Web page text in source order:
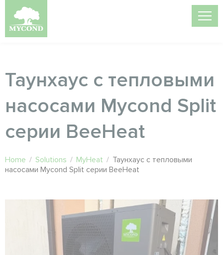
Таунхаус с тепловыми
насосами Mycond Split
серии BeeHeat
Home / Solutions / MyHeat / Таунхаус с тепловыми
насосами Mycond Split серии BeeHeat